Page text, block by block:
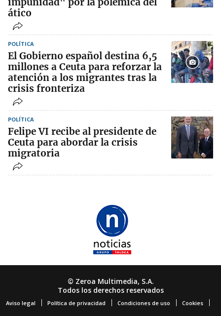
ático
POLÍTICA
El Gobierno español destina 6,5
millones a Ceuta para reforzar la
atención a los migrantes tras la
crisis fronteriza
POLÍTICA
Felipe VI recibe al presidente de
Ceuta para abordar la crisis
migratoria
© Zeroa Multimedia, S.A.
Todos los derechos reservados
Aviso legal Política de privacidad Condiciones de uso Cookies